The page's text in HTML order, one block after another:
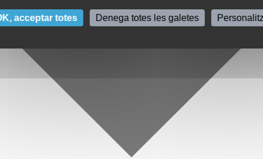
acceptar totes Denega totes les galetes